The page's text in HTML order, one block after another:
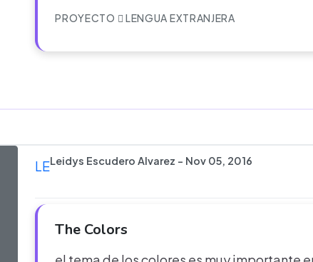
PROYECTO LENGUA EXTRANJERA
LELeidys Escudero Alvarez - Nov 05, 2016
The Colors